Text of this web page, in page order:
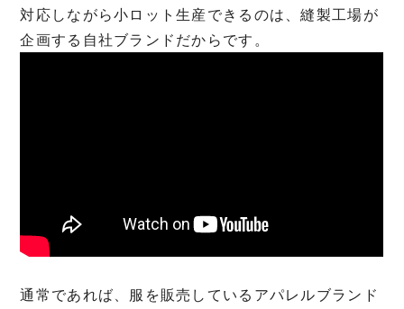
対応しながら小ロット生産できるのは、縫製工場が
企画する自社ブランドだからです。
通常であれば、服を販売しているアパレルブランド